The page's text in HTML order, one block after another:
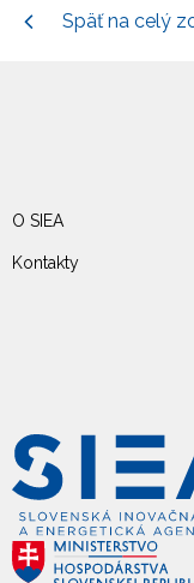
Späť na celý
O SIEA
Kontakty